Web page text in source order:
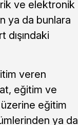
ve elektronik
ya da bunlara
veren
eğitim ve
eğitim
ya da